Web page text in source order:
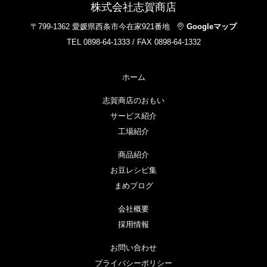
株式会社志賀商店
〒799-1362 愛媛県西条市今在家921番地
Googleマップ
TEL 0898-64-1333 / FAX 0898-64-1332
ホーム
志賀商店のおもい
サービス紹介
工場紹介
商品紹介
お豆レシピ集
まめブログ
会社概要
採用情報
お問い合わせ
プライバシーポリシー